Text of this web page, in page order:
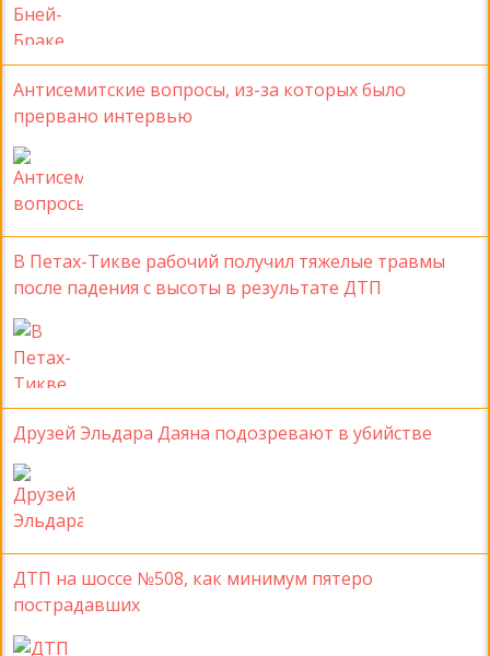
Антисемитские вопросы, из-за которых было
прервано интервью
В Петах-Тикве рабочий получил тяжелые травмы
после падения с высоты в результате ДТП
Друзей Эльдара Даяна подозревают в убийстве
ДТП на шоссе №508, как минимум пятеро
пострадавших